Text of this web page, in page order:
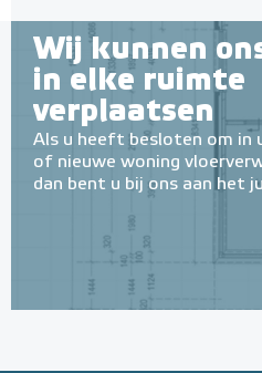
Wij kunnen
in elke ruimte
verplaatsen
Als u heeft besloten om in
of nieuwe woning
dan bent u bij ons aan het